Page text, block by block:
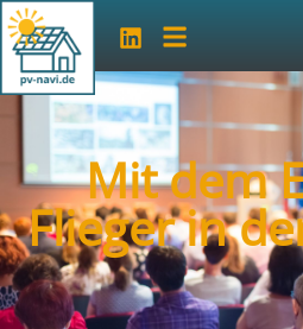
Mit dem
Flieger in